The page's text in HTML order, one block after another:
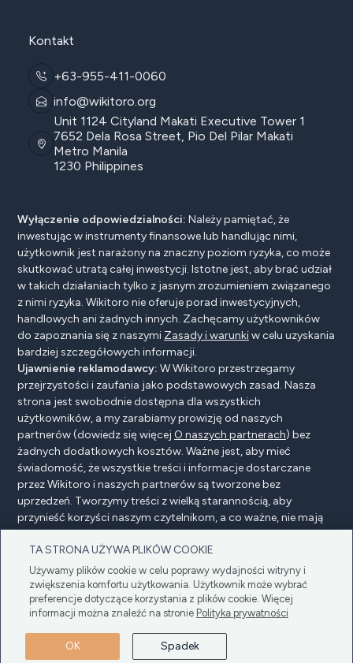
TA STRONA UŻYWA PLIKÓW COOKIE
Używamy plików cookie w celu poprawy wydajności witryny i
zwiększenia komfortu użytkowania. Użytkownik może wybrać
preferencje dotyczące korzystania z plików cookie. Więcej
informacji można znaleźć na stronie Polityka prywatności
OK Spadek
Kontakt
+63-955-411-0060
info@wikitoro.org
Unit 1124 Cityland Makati Executive Tower 1
7652 Dela Rosa Street, Pio Del Pilar Makati
Metro Manila
1230 Philippines
Wyłączenie odpowiedzialności: Należy pamiętać, że
inwestując w instrumenty finansowe lub handlując nimi,
użytkownik jest narażony na znaczny poziom ryzyka, co może
skutkować utratą całej inwestycji. Istotne jest, aby brać udział
w takich działaniach tylko z jasnym zrozumieniem związanego
z nimi ryzyka. Wikitoro nie oferuje porad inwestycyjnych,
handlowych ani żadnych innych. Zachęcamy użytkowników
do zapoznania się z naszymi Zasady i warunkiw celu uzyskania
bardziej szczegółowych informacji.
Ujawnienie reklamodawcy: W Wikitoro przestrzegamy
przejrzystości i zaufania jako podstawowych zasad. Nasza
strona jest swobodnie dostępna dla wszystkich
użytkowników, a my zarabiamy prowizję od naszych
partnerów (dowiedz się więcej O naszych partnerach) bez
żadnych dodatkowych kosztów. Ważne jest, aby mieć
świadomość, że wszystkie treści i informacje dostarczane
przez Wikitoro i naszych partnerów są tworzone bez
uprzedzeń. Tworzymy treści z wielką starannością, aby
przynieść korzyści naszym czytelnikom, a co ważne, nie mają
na nie wpływu żadne umowy o wynagrodzenie z naszymi
partnerami.
Copyright © 2025 Wikitoro Wszelkie prawa
Ujawnienie reklamodawcyPolityka prywatności